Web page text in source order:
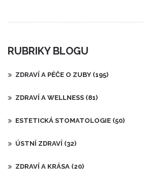
RUBRIKY BLOGU
ZDRAVÍ A PÉČE O ZUBY (195)
ZDRAVÍ A WELLNESS (81)
ESTETICKÁ STOMATOLOGIE (50)
ÚSTNÍ ZDRAVÍ (32)
ZDRAVÍ A KRÁSA (20)